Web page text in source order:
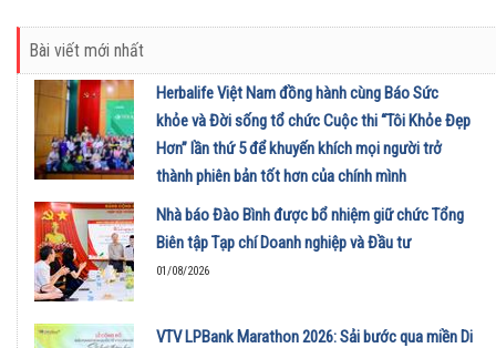
Bài viết mới nhất
Herbalife Việt Nam đồng hành cùng Báo Sức
khỏe và Đời sống tổ chức Cuộc thi “Tôi Khỏe Đẹp
Hơn” lần thứ 5 để khuyến khích mọi người trở
thành phiên bản tốt hơn của chính mình
01/08/2026
Nhà báo Đào Bình được bổ nhiệm giữ chức Tổng
Biên tập Tạp chí Doanh nghiệp và Đầu tư
01/08/2026
VTV LPBank Marathon 2026: Sải bước qua miền Di